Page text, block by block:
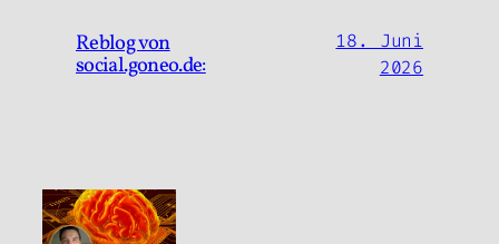
Reblog von
social.goneo.de:
18. Juni
2026